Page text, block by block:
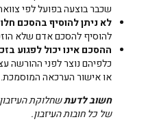
שכבר בוצעה בפועל לפי
לא ניתן להוסיף בהסכם
להוסיף להסכם אדם שלא
ההסכם אינו יכול לפגוע
כלפיהם נוצר לפני ההורשה
או אישור הערכאה המוסמכת.
חשוב לדעתשחלוקת העיזבון
של כל חובות העיזבון.